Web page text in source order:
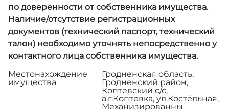
по доверенности от собственника имущества.
Наличие/отсутствие регистрационных
документов (технический паспорт, технический
талон) необходимо уточнять непосредственно у
контактного лица собственника имущества.
Местонахождение
имущества
Гродненская область,
Гродненский район,
Коптевский с/с,
а.г.Коптевка, ул.Костёльная,
Механизированны